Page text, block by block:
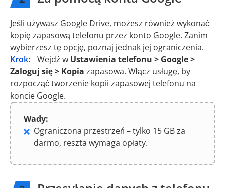
Jeśli używasz Google Drive, możesz również wykonać
kopię zapasową telefonu przez konto Google. Zanim
wybierzesz tę opcję, poznaj jednak jej ograniczenia.
Krok:
Wejdź w Ustawienia telefonu > Google >
Zaloguj się > Kopia zapasowa. Włącz usługę, by
rozpocząć tworzenie kopii zapasowej telefonu na
koncie Google.
Wady:
Ograniczona przestrzeń – tylko 15 GB za
darmo, reszta wymaga opłaty.